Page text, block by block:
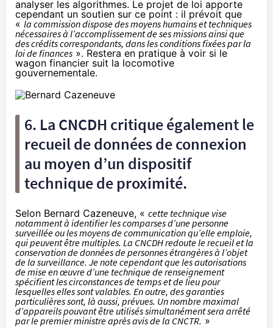
analyser les algorithmes. Le projet de loi apporte
cependant un soutien sur ce point : il prévoit que
« la commission dispose des moyens humains et techniques
nécessaires à l’accomplissement de ses missions ainsi que
des crédits correspondants, dans les conditions fixées par la
loi de finances ». Restera en pratique à voir si le
wagon financier suit la locomotive
gouvernementale.
6. La CNCDH critique également le
recueil de données de connexion
au moyen d’un dispositif
technique de proximité.
Selon Bernard Cazeneuve, « cette technique vise
notamment à identifier les comparses d’une personne
surveillée ou les moyens de communication qu’elle emploie,
qui peuvent être multiples. La CNCDH redoute le recueil et la
conservation de données de personnes étrangères à l’objet
de la surveillance. Je note cependant que les autorisations
de mise en œuvre d’une technique de renseignement
spécifient les circonstances de temps et de lieu pour
lesquelles elles sont valables. En outre, des garanties
particulières sont, là aussi, prévues. Un nombre maximal
d’appareils pouvant être utilisés simultanément sera arrêté
par le premier ministre après avis de la CNCTR. »